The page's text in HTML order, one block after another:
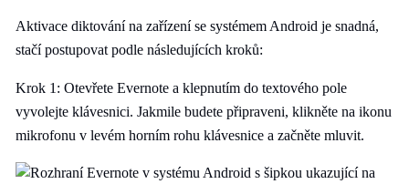
Aktivace diktování na zařízení se systémem Android je snadná,
stačí postupovat podle následujících kroků:
Krok 1: Otevřete Evernote a klepnutím do textového pole
vyvolejte klávesnici. Jakmile budete připraveni, klikněte na ikonu
mikrofonu v levém horním rohu klávesnice a začněte mluvit.